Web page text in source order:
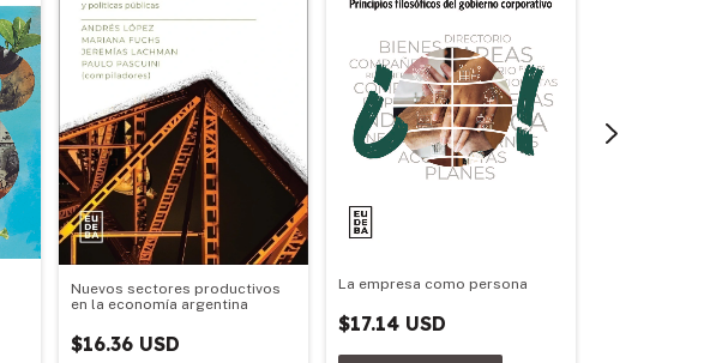
Nuevos sectores productivos
en la economía argentina
$16.36 USD
La empresa como persona
$17.14 USD